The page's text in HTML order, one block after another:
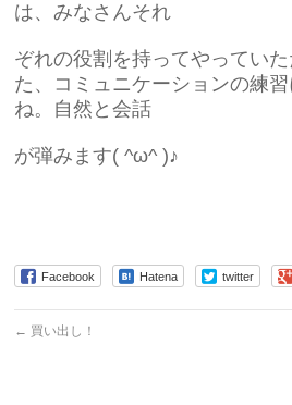
は、みなさんそれ
ぞれの役割を持ってやってい
た、コミュニケーションの練
ね。自然と会話
が弾みます( ^ω^ )♪
Facebook Hatena twitter
← 買い出し！